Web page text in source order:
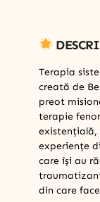
Terapia
creată de
preot
terapie
existențială,
experiențe
care își au
din care